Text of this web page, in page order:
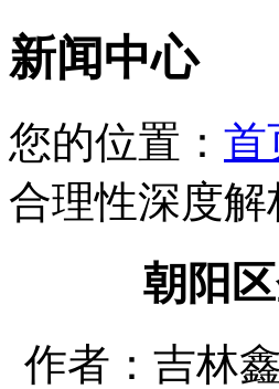
新闻中心
您的位置： 首
合理性深度解
朝阳
作者：吉林